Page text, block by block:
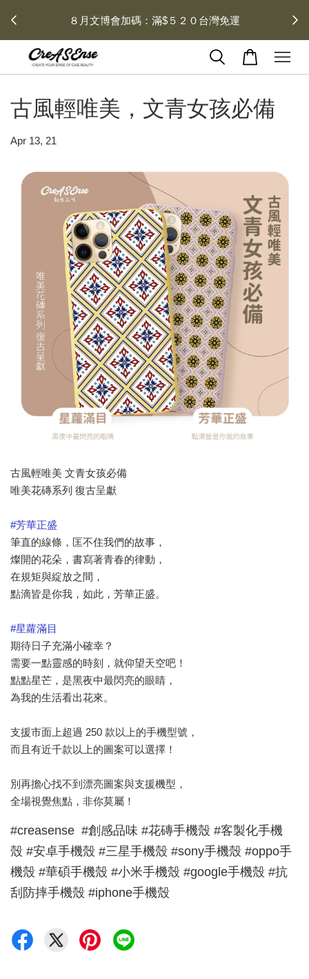
８月文博會加碼：滿$５２０台灣免運
古風輕唯美，文青女孩必備
Apr 13, 21
古風輕唯美 文青女孩必備
唯美花磚系列 復古呈獻
#芳華正盛
筆直的線條，匡不住我們的故事，
燦開的花朵，書寫著青春的律動，
在規矩與綻放之間，
點滴皆是你我，如此，芳華正盛。
#星蘿滿目
期待日子充滿小確幸？
需要一點靈感的時刻，就仰望天空吧！
點點星芒，是黑夜中最閃亮的眼睛，
為我的生活看出花來。
支援市面上超過 250 款以上的手機型號，
而且有近千款以上的圖案可以選擇！
別再擔心找不到漂亮圖案與支援機型，
全場視覺焦點，非你莫屬！
#creasense #創感品味 #花磚手機殼 #客製化手機
殼 #安卓手機殼 #三星手機殼 #sony手機殼 #oppo手
機殼 #華碩手機殼 #小米手機殼 #google手機殼 #抗
刮防摔手機殼 #iphone手機殼